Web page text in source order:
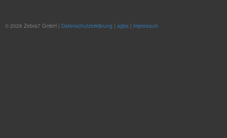
© 2026 Zebra7 GmbH | Datenschutzerklärung | agbs | impressum